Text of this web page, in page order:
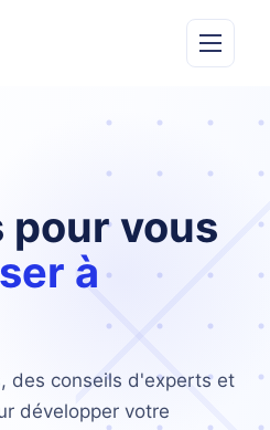
Ouvrir
menu
pour vous
à
des conseils d'experts et
développer votre